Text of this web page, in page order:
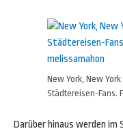
New York, New
Städtereisen-Fans.
Darüber hinaus werden im